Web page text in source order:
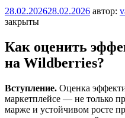
28.02.202628.02.2026 автор:
закрыты
Как оценить
на Wildberries?
Вступление. Оценка
маркетплейсе — не только
марже и устойчивом росте